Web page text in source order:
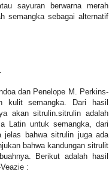
sayuran berwarna merah
semangka sebagai alternatif
dan Penelope M. Perkins-
kulit semangka. Dari hasil
akan sitrulin.sitrulin adalah
Latin untuk semangka, dari
jelas bahwa sitrulin juga ada
bahwa kandungan sitrulit
Berikut adalah hasil
: